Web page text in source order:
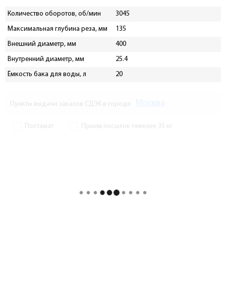
Количество оборотов, об/мин
3045
Максимальная глубина реза, мм
135
Внешний диаметр, мм
400
Внутренний диаметр, мм
25.4
Ёмкость бака для воды, л
20
Пункты выдачи заказов СДЭК в городе
Постамат Прием посылок тяжелее 35 кг